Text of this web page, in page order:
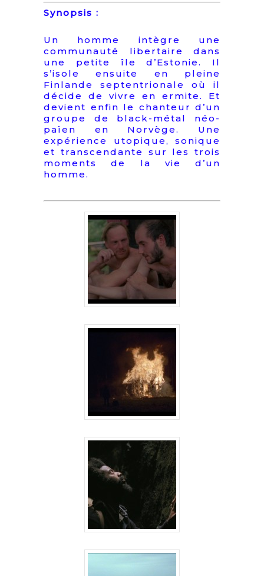
Synopsis :
Un homme intègre une
communauté libertaire dans
une petite île d’Estonie. Il
s’isole ensuite en pleine
Finlande septentrionale où il
décide de vivre en ermite. Et
devient enfin le chanteur d’un
groupe de black-métal néo-
païen en Norvège. Une
expérience utopique, sonique
et transcendante sur les trois
moments de la vie d’un
homme.